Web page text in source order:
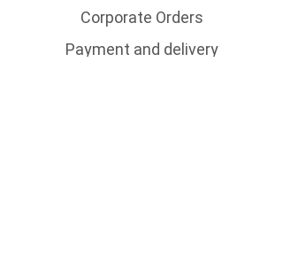
Corporate Orders
Payment and delivery